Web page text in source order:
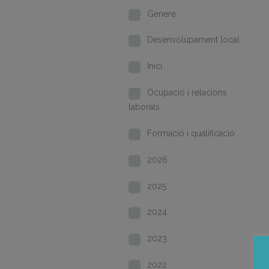
Gènere
Desenvolupament local
Inici
Ocupació i relacions
laborals
Formació i qualificació
2026
2025
2024
2023
2022